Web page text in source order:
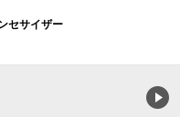
セサイザー